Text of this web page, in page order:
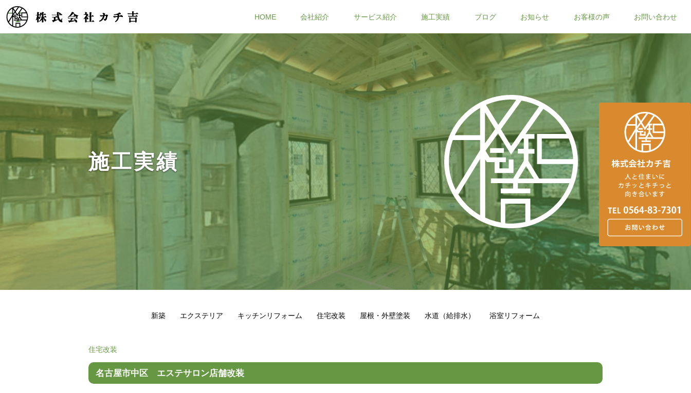
HOME 会社紹介 サービス紹介 施工実績 ブログ お知らせ お客様の声 お問い合わせ
> 住宅改装 > 名古屋市中区 エステサロン店舗改装
施工実績
新築 エクステリア キッチンリフォーム 住宅改装 屋根・外壁塗装 水道（給排水） 浴室リフォーム
住宅改装
名古屋市中区 エステサロン店舗改装